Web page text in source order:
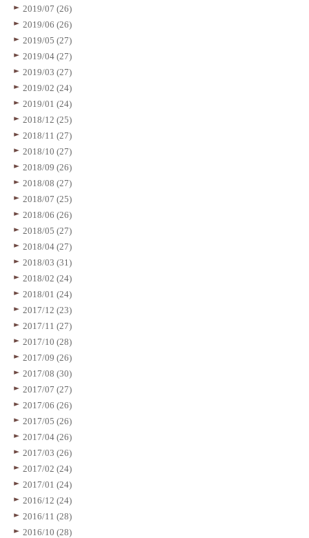
2019/07 (26)
2019/06 (26)
2019/05 (27)
2019/04 (27)
2019/03 (27)
2019/02 (24)
2019/01 (24)
2018/12 (25)
2018/11 (27)
2018/10 (27)
2018/09 (26)
2018/08 (27)
2018/07 (25)
2018/06 (26)
2018/05 (27)
2018/04 (27)
2018/03 (31)
2018/02 (24)
2018/01 (24)
2017/12 (23)
2017/11 (27)
2017/10 (28)
2017/09 (26)
2017/08 (30)
2017/07 (27)
2017/06 (26)
2017/05 (26)
2017/04 (26)
2017/03 (26)
2017/02 (24)
2017/01 (24)
2016/12 (24)
2016/11 (28)
2016/10 (28)